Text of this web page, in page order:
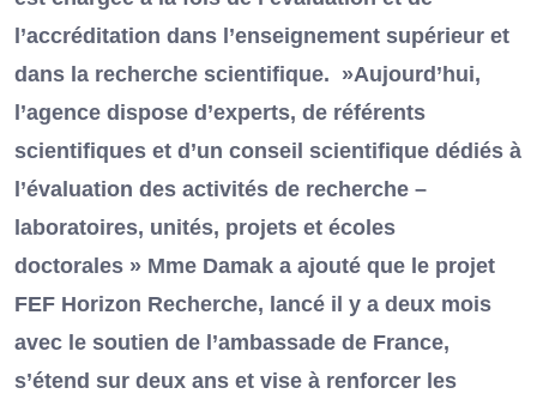
l’accréditation dans l’enseignement supérieur et
dans la recherche scientifique. »Aujourd’hui,
l’agence dispose d’experts, de référents
scientifiques et d’un conseil scientifique dédiés à
l’évaluation des activités de recherche –
laboratoires, unités, projets et écoles
doctorales » Mme Damak a ajouté que le projet
FEF Horizon Recherche, lancé il y a deux mois
avec le soutien de l’ambassade de France,
s’étend sur deux ans et vise à renforcer les